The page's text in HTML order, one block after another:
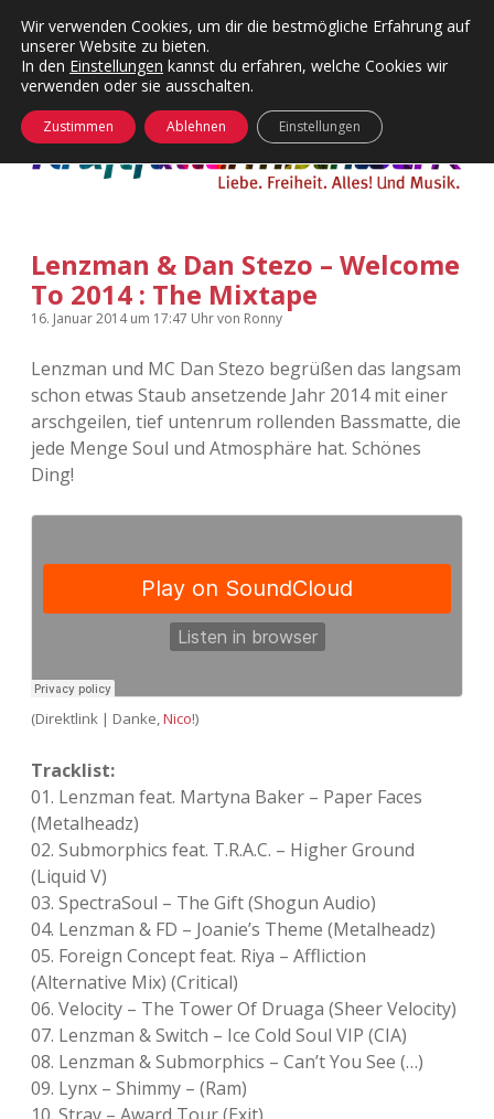
Kategorien
Menü
24 Hours Chilling
Die Wende
KFMW-Disco
kfmw.stuff
Kopfkinomusik
Nur mal so
Wandnotizen
KFMW-Disco
Dates
Contact
Adventskalender
Adventskalender 2010
Adventskalender 2011
Adventskalender 2014
Adventskalender 2015
Adventskalender 2018
Adventskalender 2019
Adventskalender 2020
Adventskalender 2021
Adventskalender 2022
Adventskalender 2023
Adventskalender 2024
facebook
instagram
rss soundcloud
vimeoBluesky
öffnen
Lenzman & Dan Stezo – Welcome
To 2014 : The Mixtape
16. Januar 2014um 17:47 Uhrvon Ronny
Lenzman und MC Dan Stezo begrüßen das langsam
schon etwas Staub ansetzende Jahr 2014 mit einer
arschgeilen, tief untenrum rollenden Bassmatte, die
jede Menge Soul und Atmosphäre hat. Schönes
Ding!
(Direktlink | Danke,Nico!)
Tracklist:
01. Lenzman feat. Martyna Baker – Paper Faces
(Metalheadz)
02. Submorphics feat. T.R.A.C. – Higher Ground
(Liquid V)
03. SpectraSoul – The Gift (Shogun Audio)
04. Lenzman & FD – Joanie’s Theme (Metalheadz)
05. Foreign Concept feat. Riya – Affliction
(Alternative Mix) (Critical)
06. Velocity – The Tower Of Druaga (Sheer Velocity)
07. Lenzman & Switch – Ice Cold Soul VIP (CIA)
08. Lenzman & Submorphics – Can’t You See (…)
09. Lynx – Shimmy – (Ram)
Wir verwenden Cookies, um dir die bestmögliche Erfahrung auf
unserer Website zu bieten.
In den Einstellungen kannst du erfahren, welche Cookies wir
verwenden oder sie ausschalten.
Zustimmen Ablehnen Einstellungen